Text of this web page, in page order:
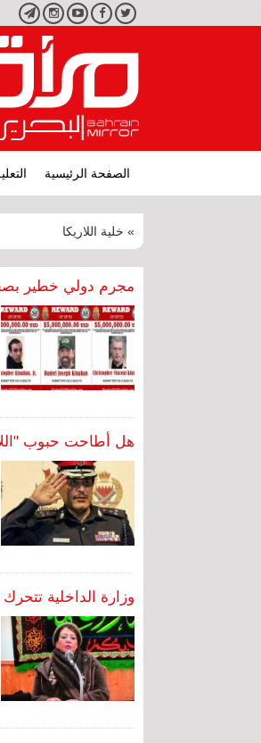
تويتر فيسبوكيوتيوبانستجرام
الصفحة الرئيسية
» خلية اللاريكا
مجرم دولي خطير
هل أطاحت حبوب
وزارة الداخلية